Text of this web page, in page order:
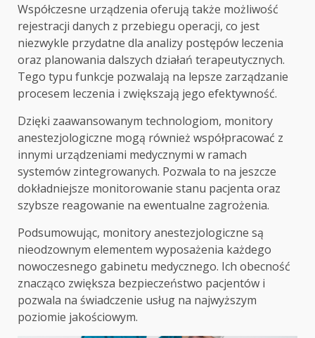
Współczesne urządzenia oferują także możliwość
rejestracji danych z przebiegu operacji, co jest
niezwykle przydatne dla analizy postępów leczenia
oraz planowania dalszych działań terapeutycznych.
Tego typu funkcje pozwalają na lepsze zarządzanie
procesem leczenia i zwiększają jego efektywność.
Dzięki zaawansowanym technologiom, monitory
anestezjologiczne mogą również współpracować z
innymi urządzeniami medycznymi w ramach
systemów zintegrowanych. Pozwala to na jeszcze
dokładniejsze monitorowanie stanu pacjenta oraz
szybsze reagowanie na ewentualne zagrożenia.
Podsumowując, monitory anestezjologiczne są
nieodzownym elementem wyposażenia każdego
nowoczesnego gabinetu medycznego. Ich obecność
znacząco zwiększa bezpieczeństwo pacjentów i
pozwala na świadczenie usług na najwyższym
poziomie jakościowym.